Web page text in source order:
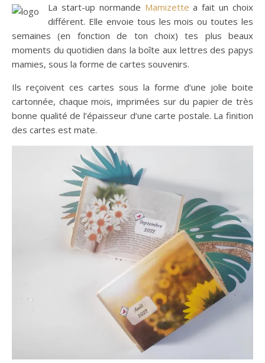
La start-up normande Mamizette a fait un choix
différent. Elle envoie tous les mois ou toutes les
semaines (en fonction de ton choix) tes plus beaux
moments du quotidien dans la boîte aux lettres des papys
mamies, sous la forme de cartes souvenirs.
Ils reçoivent ces cartes sous la forme d’une jolie boite
cartonnée, chaque mois, imprimées sur du papier de très
bonne qualité de l’épaisseur d’une carte postale. La finition
des cartes est mate.